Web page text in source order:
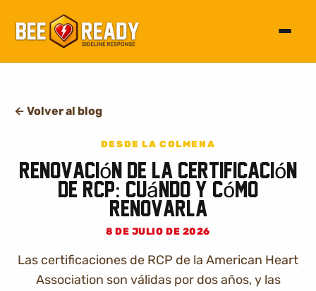
← Volver al blog
DESDE LA COLMENA
Renovación de la Certificación
de RCP: Cuándo y Cómo
Renovarla
8 DE JULIO DE 2026
Las certificaciones de RCP de la American Heart
Association son válidas por dos años, y las